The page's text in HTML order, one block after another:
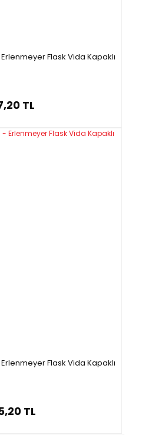
Flask Vida Kapaklı
TL
Flask Vida Kapaklı
TL